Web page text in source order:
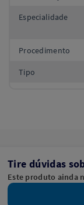
Especialidade
Procedimento
Tipo
Tire dúvidas
Este produto ainda